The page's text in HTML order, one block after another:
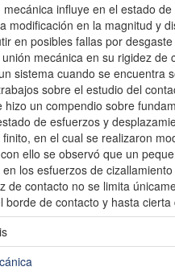
influye en el estado
modificación en la magnitud y
en posibles fallas por
mecánica en su rigidez
sistema cuando se
sobre el estudio del
un compendio sobre
de esfuerzos y
en el cual se realizaron
ello se observó que un
los esfuerzos de
de contacto no se limita
de contacto y hasta